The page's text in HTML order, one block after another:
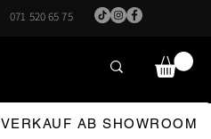
071 520 65 75
VERKAUF AB SHOWROOM